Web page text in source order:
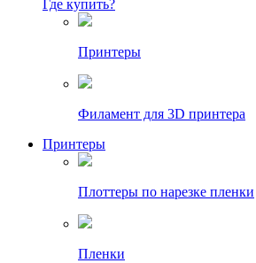
Где купить?
Принтеры
Филамент для 3D принтера
Принтеры
Плоттеры по нарезке пленки
Пленки